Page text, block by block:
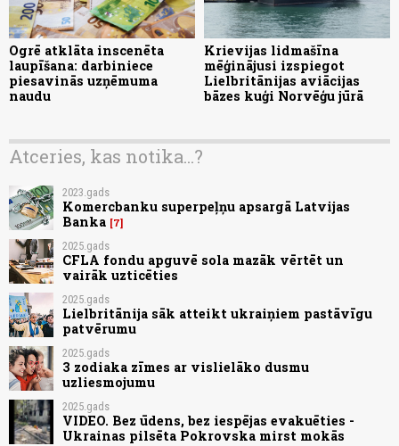
Ogrē atklāta inscenēta
laupīšana: darbiniece
piesavinās uzņēmuma
naudu
Krievijas lidmašīna
mēģinājusi izspiegot
Lielbritānijas aviācijas
bāzes kuģi Norvēģu jūrā
Atceries, kas notika...?
2023.gads
Komercbanku superpeļņu apsargā Latvijas
Banka 7
2025.gads
CFLA fondu apguvē sola mazāk vērtēt un
vairāk uzticēties
2025.gads
Lielbritānija sāk atteikt ukraiņiem pastāvīgu
patvērumu
2025.gads
3 zodiaka zīmes ar vislielāko dusmu
uzliesmojumu
2025.gads
VIDEO. Bez ūdens, bez iespējas evakuēties -
Ukrainas pilsēta Pokrovska mirst mokās